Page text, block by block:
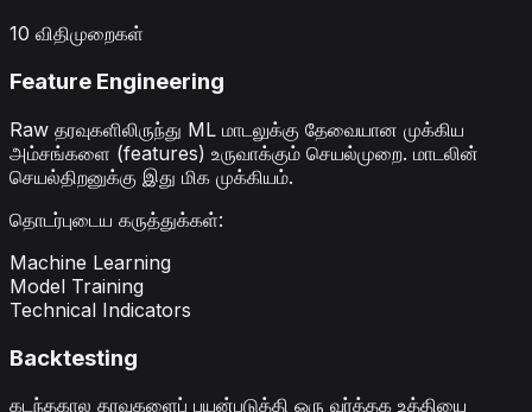
10 விதிமுறைகள்
Feature Engineering
Raw தரவுகளிலிருந்து ML மாடலுக்கு தேவையான முக்கிய
அம்சங்களை (features) உருவாக்கும் செயல்முறை. மாடலின்
செயல்திறனுக்கு இது மிக முக்கியம்.
தொடர்புடைய கருத்துக்கள்:
Machine Learning
Model Training
Technical Indicators
Backtesting
கடந்தகால தரவுகளைப் பயன்படுத்தி ஒரு வர்த்தக உத்தியை